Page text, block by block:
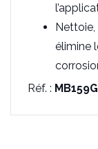
Nettoie,
élimine
Réf. : MB159G